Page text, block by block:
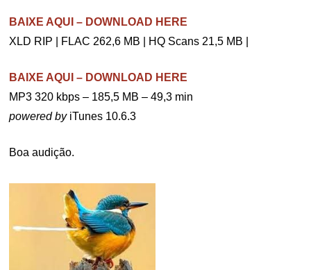
BAIXE AQUI – DOWNLOAD HERE
XLD RIP | FLAC 262,6 MB | HQ Scans 21,5 MB |
BAIXE AQUI – DOWNLOAD HERE
MP3 320 kbps – 185,5 MB – 49,3 min
powered byiTunes 10.6.3
Boa audição.